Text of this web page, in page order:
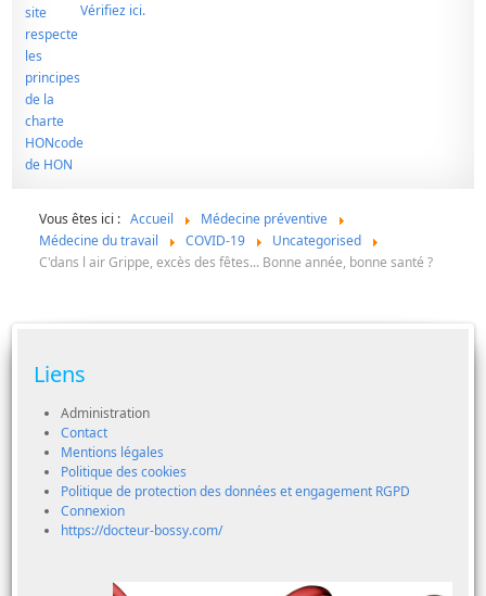
Vérifiez ici.
Vous êtes ici : Accueil
Médecine préventive
Médecine du travail
COVID-19
Uncategorised
C'dans l air Grippe, excès des fêtes... Bonne année, bonne santé ?
Liens
Administration
Contact
Mentions légales
Politique des cookies
Politique de protection des données et engagement RGPD
Connexion
https://docteur-bossy.com/